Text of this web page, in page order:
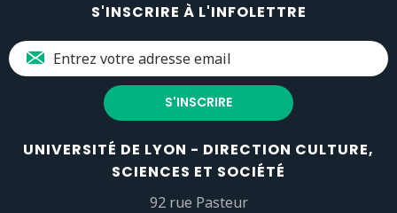
S'INSCRIRE À L'INFOLETTRE
UNIVERSITÉ DE LYON - DIRECTION CULTURE,
SCIENCES ET SOCIÉTÉ
92 rue Pasteur